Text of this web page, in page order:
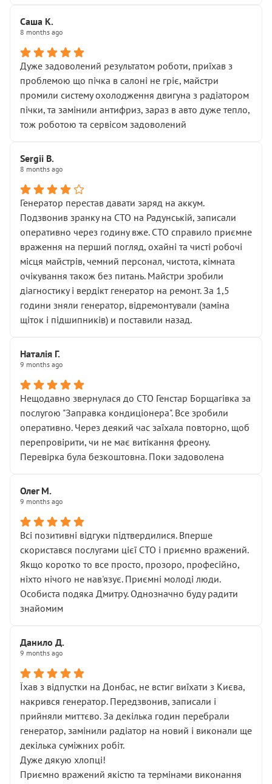
Саша К.
8 months ago
Дуже задоволений результатом роботи, приїхав з
проблемою що пічка в салоні не гріє, майстри
промили систему охолодження двигуна з радіатором
пічки, та замінили антифриз, зараз в авто дуже тепло,
тож роботою та сервісом задоволений
Sergii B.
8 months ago
Генератор перестав давати заряд на аккум.
Подзвонив зранку на СТО на Радунській, записали
оперативно через годину вже. СТО справило приємне
враження на перший погляд, охайні та чисті робочі
місця майстрів, чемний персонал, чистота, кімната
очікування також без питань. Майстри зробили
діагностику і вердікт генератор на ремонт. За 1,5
години зняли генератор, відремонтували (заміна
щіток і підшипників) и поставили назад.
Наталія Г.
9 months ago
Нещодавно звернулася до СТО Генстар Борщагівка за
послугою "Заправка кондиціонера". Все зробили
оперативно. Через деякий час заїхала повторно, щоб
перепровірити, чи не має витікання фреону.
Перевірка була безкоштовна. Поки задоволена
Олег М.
9 months ago
Всі позитивні відгуки підтвердилися. Вперше
скористався послугами цієї СТО і приємно вражений.
Якщо коротко то все просто, прозоро, професійно,
ніхто нічого не нав'язує. Приємні молоді люди.
Особиста подяка Дмитру. Однозначно буду радити
знайомим
Данило Д.
9 months ago
Їхав з відпустки на Донбас, не встиг виїхати з Києва,
накрився генератор. Передзвонив, записали і
прийняли миттєво. За декілька годин перебрали
генератор, замінили радіатор на новий і виконали ще
декілька суміжних робіт.
Дуже дякую хлопці!
Приємно вражений якістю та термінами виконання